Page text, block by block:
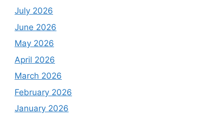
July 2026
June 2026
May 2026
April 2026
March 2026
February 2026
January 2026